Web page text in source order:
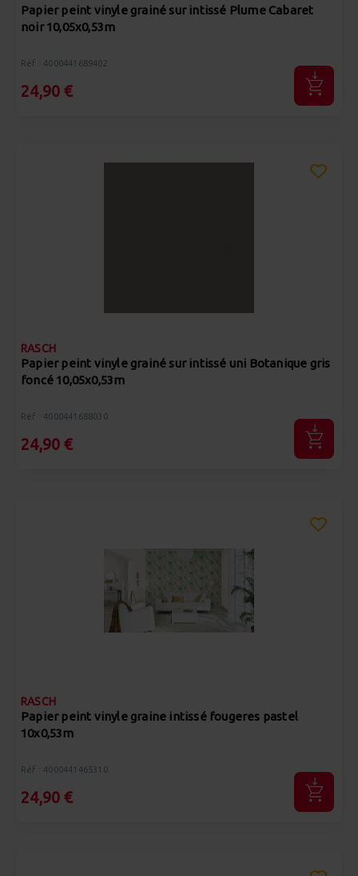
Papier peint vinyle grainé sur intissé Plume Cabaret
noir 10,05x0,53m
Réf : 4000441689402
24,90 €
RASCH
Papier peint vinyle grainé sur intissé uni Botanique gris
foncé 10,05x0,53m
Réf : 4000441688030
24,90 €
RASCH
Papier peint vinyle graine intissé fougeres pastel
10x0,53m
Réf : 4000441465310
24,90 €